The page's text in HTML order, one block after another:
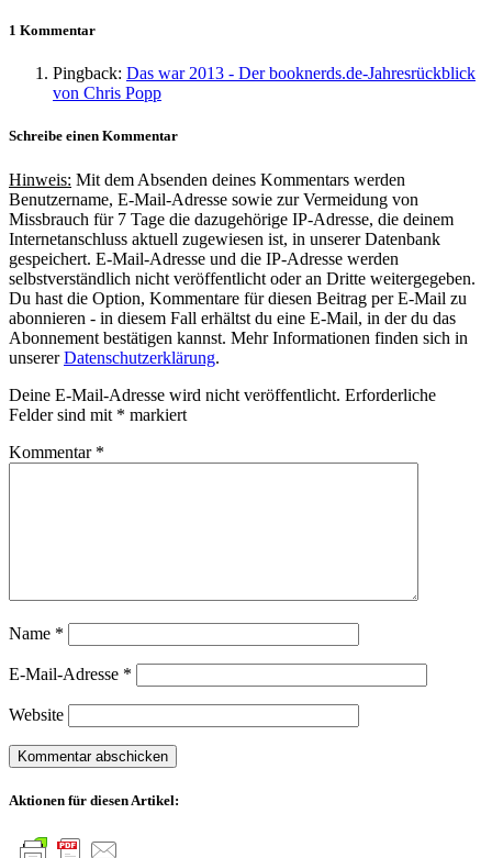
1 Kommentar
Pingback: Das war 2013 - Der booknerds.de-Jahresrückblick
von Chris Popp
Schreibe einen Kommentar
Hinweis: Mit dem Absenden deines Kommentars werden
Benutzername, E-Mail-Adresse sowie zur Vermeidung von
Missbrauch für 7 Tage die dazugehörige IP-Adresse, die deinem
Internetanschluss aktuell zugewiesen ist, in unserer Datenbank
gespeichert. E-Mail-Adresse und die IP-Adresse werden
selbstverständlich nicht veröffentlicht oder an Dritte weitergegeben.
Du hast die Option, Kommentare für diesen Beitrag per E-Mail zu
abonnieren - in diesem Fall erhältst du eine E-Mail, in der du das
Abonnement bestätigen kannst. Mehr Informationen finden sich in
unsererDatenschutzerklärung.
Deine E-Mail-Adresse wird nicht veröffentlicht. Erforderliche
Felder sind mit * markiert
Kommentar *
Name *
E-Mail-Adresse *
Website
Aktionen für diesen Artikel: